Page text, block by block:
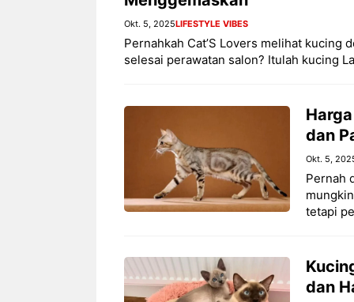
Okt. 5, 2025LIFESTYLE VIBES
Pernahkah Cat’S Lovers melihat
selesai perawatan salon? Itulah kucing
dan
Okt. 5,
Pernah
tetapi
dan